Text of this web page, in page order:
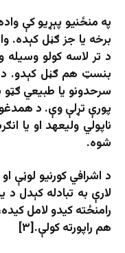
په منځنيو پېړيو کې
برخه یا جز ګڼل کېده.
د تر لاسه کولو وسيله
بنسټ هم ګڼل کېدو. د
سرحدونو يا طبيعي ګټو
پورې تړلې وې. د
ناپولي ولیعهد او یا
شوه.
د اشرافي کورنيو
لارې به تبادله کېدل
رامنځته کیدو لامل
هم راپورته کولې.[۳]